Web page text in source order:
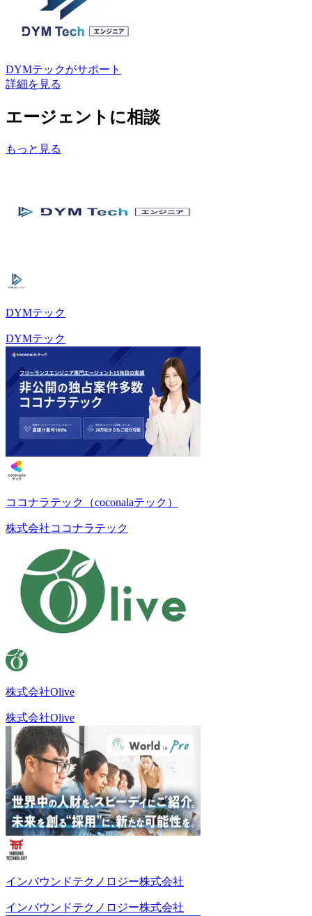
DYMテックがサポート
詳細を見る
エージェントに相談
もっと見る
DYMテック
DYMテック
ココナラテック（coconalaテック）
株式会社ココナラテック
株式会社Olive
株式会社Olive
インバウンドテクノロジー株式会社
インバウンドテクノロジー株式会社